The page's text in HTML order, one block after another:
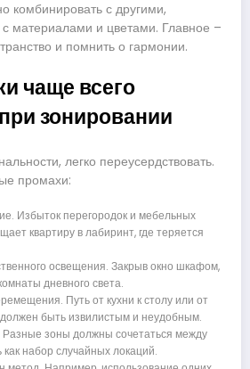
комбинировать с другими,
с материалами и цветами. Главное –
и помнить о гармонии.
чаще всего
зонировании
легко переусердствовать.
промахи:
Избыток перегородок и мебельных
квартиру в лабиринт, где теряется
освещения. Закрыв окно шкафом,
дневного света.
Путь от кухни к столу или от
должен быть извилистым и неудобным.
зоны должны сочетаться между
набор случайных локаций.